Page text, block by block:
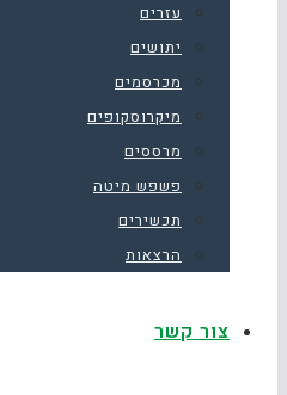
עזרים
יתושים
מכרסמים
מיקרוסקופים
מרססים
פשפש מיטה
תכשירים
הרצאות
צור קשר